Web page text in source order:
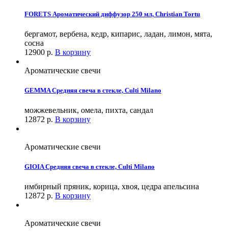
FORETS Ароматический диффузор 250 мл, Christian Tortu
бергамот, вербена, кедр, кипарис, ладан, лимон, мята,
сосна
12900 р. В корзину
Ароматические свечи
GEMMA Средняя свеча в стекле, Culti Milano
можжевельник, омела, пихта, сандал
12872 р. В корзину
Ароматические свечи
GIOIA Средняя свеча в стекле, Culti Milano
имбирный пряник, корица, хвоя, цедра апельсина
12872 р. В корзину
Ароматические свечи